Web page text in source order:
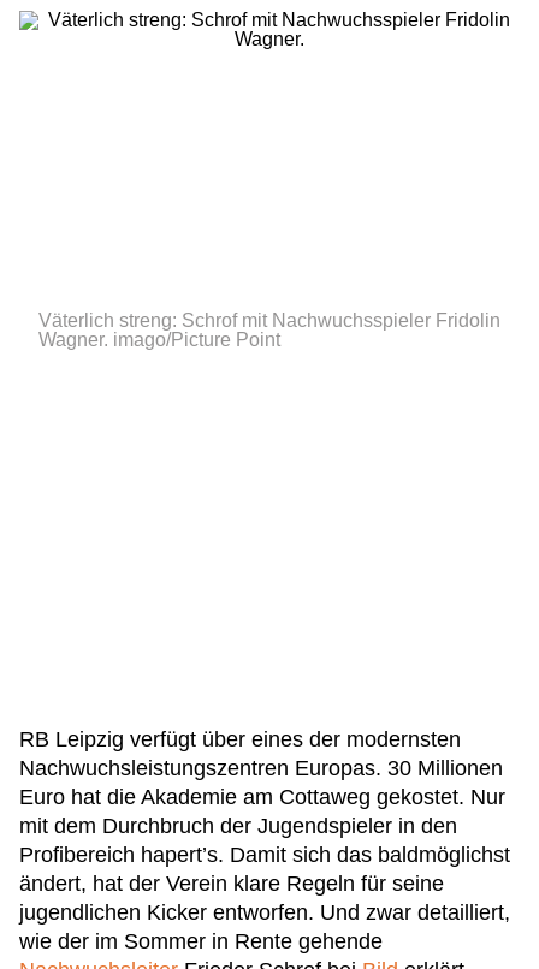
Väterlich streng: Schrof mit Nachwuchsspieler Fridolin
Wagner. imago/Picture Point
RB Leipzig verfügt über eines der modernsten
Nachwuchsleistungszentren Europas. 30 Millionen
Euro hat die Akademie am Cottaweg gekostet. Nur
mit dem Durchbruch der Jugendspieler in den
Profibereich hapert’s. Damit sich das baldmöglichst
ändert, hat der Verein klare Regeln für seine
jugendlichen Kicker entworfen. Und zwar detailliert,
wie der im Sommer in Rente gehende